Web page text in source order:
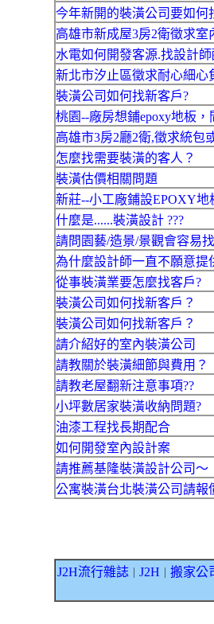
今年新開的裝潢公司要如何
高雄市新成屋3房2衛徵求室
水電如何開發客源.找設計師
新北市汐止區徵求耐心細心
裝潢公司如何找新客戶?
桃園--廠房想鋪epoxy地板，
高雄市3房2廳2衛,徵求統包
怎麼找需要裝潢的客人？
裝潢估價相關問題
新莊--小工廠鋪設EPOXY地
什麼是......裝潢設計 ???
請問園藝/造景/景觀會容易
為什麼設計師一直不願意提
從事裝潢業要怎麼找客戶?
裝潢公司如何找新客戶？
裝潢公司如何找新客戶？
請介紹好的室內裝潢公司
請教關於裝潢細節與費用？
請教老屋翻新注意事項??
小坪數居家裝潢收納問題?
油漆工程找長期配合
如何開發室內設計案
請推薦基隆裝潢設計公司～
公寓裝潢台北裝潢公司請報
J2H流行雜誌｜ J2H 搬家公